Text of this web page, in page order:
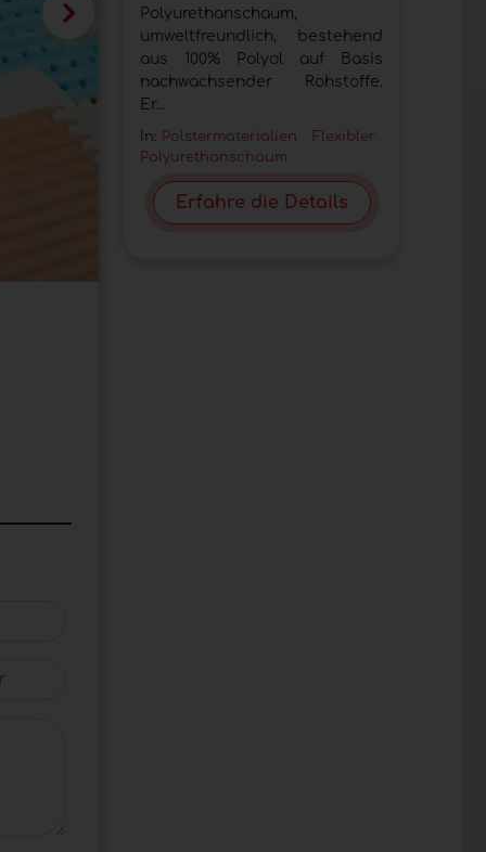
Polyurethanschaum,
umweltfreundlich, bestehend
aus 100% Polyol auf Basis
nachwachsender Rohstoffe.
Er...
In: Polstermaterialien
Flexibler
Polyurethanschaum
Erfahre die Details